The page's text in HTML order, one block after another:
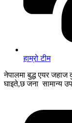
हाम्रो टीम
नेपालमा बुद्ध एयर
घाइते,छ जना सामान्य